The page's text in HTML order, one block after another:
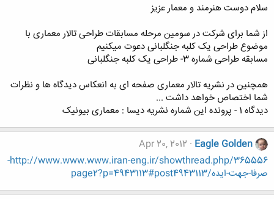
سلام دوست هنرمند و معمار عزیز
از شما برای شرکت در سومین مرحله مسابقات طراحی تالار معماری با
موضوع طراحی یک کلبه جنگلبانی دعوت میکنیم
مسابقه طراحی شماره 3- طراحی یک کلبه جنگلبانی
همچنین در نشریه تالار معماری صفحه ای به انعکاس دیدگاه ها و نظرات
شما اختصاص خواهد داشت ...
دیدگاه 1 - پرونده این شماره نشریه دیسا : معماری بیونیک
Eagle Golden
Apr 20, 2012
http://www.www.www.iran-eng.ir/showthread.php/365556-
صرفا-جهت-ايده/page2?p=4943113#post4943113